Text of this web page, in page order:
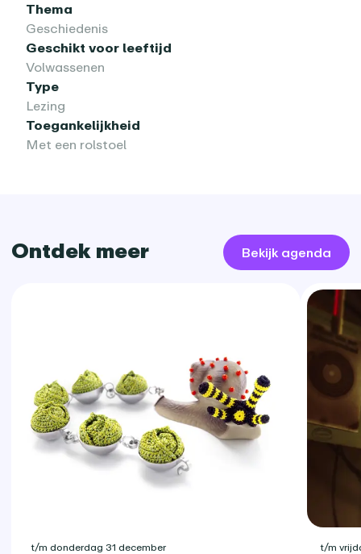
Thema
Geschiedenis
Geschikt voor leeftijd
Volwassenen
Type
Lezing
Toegankelijkheid
Met een rolstoel
Ontdek meer Bekijk agenda
t/m donderdag 31 december t/m